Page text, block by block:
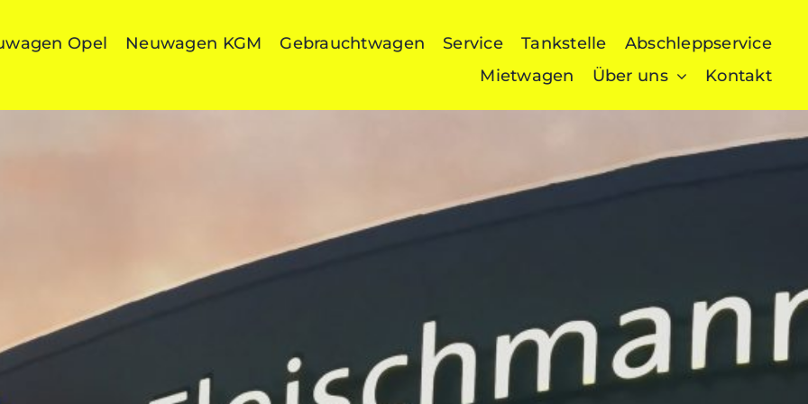
Opel Neuwagen KGM Gebrauchtwagen Service Tankstelle
Abschleppservice
Mietwagen
Über uns Kontakt